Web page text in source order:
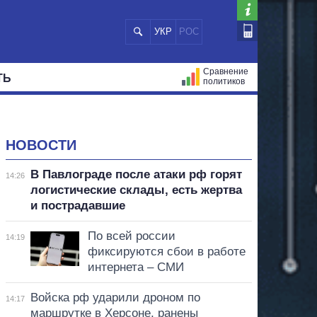
УКР РОС
Сравнение
политиков
НОВОСТИ
14:26
В Павлограде после атаки рф горят
логистические склады, есть жертва
и пострадавшие
14:19
По всей россии
фиксируются сбои в работе
интернета – СМИ
14:17
Войска рф ударили дроном по
маршрутке в Херсоне, ранены